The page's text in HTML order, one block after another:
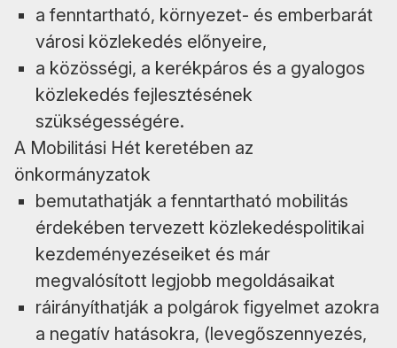
a fenntartható, környezet- és emberbarát
városi közlekedés előnyeire,
a közösségi, a kerékpáros és a gyalogos
közlekedés fejlesztésének
szükségességére.
A Mobilitási Hét keretében az
önkormányzatok
bemutathatják a fenntartható mobilitás
érdekében tervezett közlekedéspolitikai
kezdeményezéseiket és már
megvalósított legjobb megoldásaikat
ráirányíthatják a polgárok figyelmet azokra
a negatív hatásokra, (levegőszennyezés,